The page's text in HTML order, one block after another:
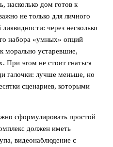
насколько дом готов к
не только для личного
через несколько
набора «умных» опций
морально устаревшие,
При этом не стоит гнаться
галочки: лучше меньше, но
сценариев, которыми
сформулировать простой
должен иметь
видеонаблюдение с